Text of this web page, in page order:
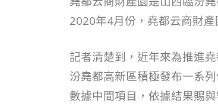
2020年4月份，堯都云商財
記者清楚到，近年來為推進
汾堯都高新區積極發布一系
數據中間項目，依據結果賜